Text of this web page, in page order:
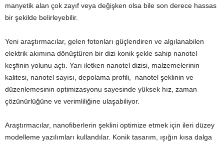
manyetik alan çok zayıf veya değişken olsa bile son derece hassas
bir şekilde belirleyebilir.
Yeni araştırmacılar, gelen fotonları güçlendiren ve algılanabilen
elektrik akımına dönüştüren bir dizi konik şekle sahip nanotel
keşfinin yolunu açtı. Yarı iletken nanotel dizisi, malzemelerinin
kalitesi, nanotel sayısı, depolama profili, nanotel şeklinin ve
düzenlemesinin optimizasyonu sayesinde yüksek hız, zaman
çözünürlüğüne ve verimliliğine ulaşabiliyor.
Araştırmacılar, nanofiberlerin şeklini optimize etmek için ileri düzey
modelleme yazılımları kullandılar. Konik tasarım, ışığın kısa dalga